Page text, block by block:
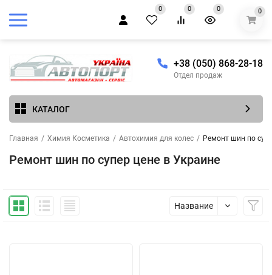
0 0 0 0
+38 (050) 868-28-18
Отдел продаж
КАТАЛОГ
Главная / Химия Косметика / Автохимия для колес / Ремонт шин по
Ремонт шин по супер цене в Украине
Название